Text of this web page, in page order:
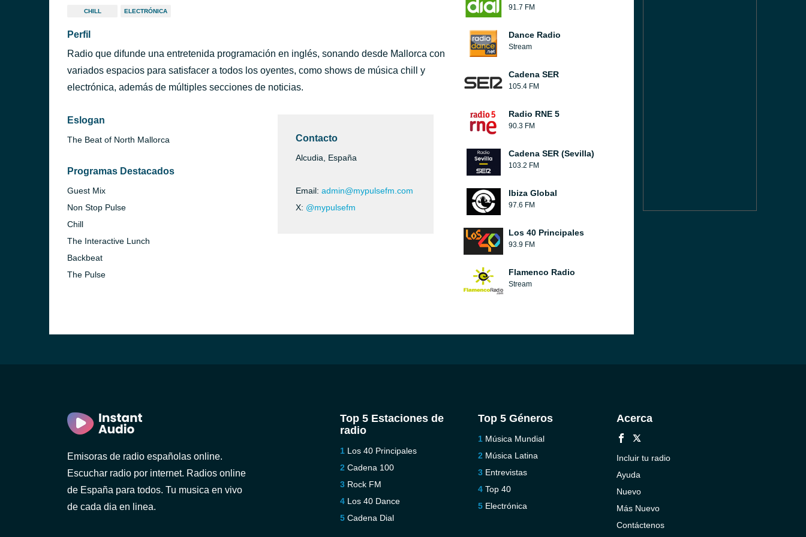
CHILL ELECTRÓNICA
Perfil
Radio que difunde una entretenida programación en inglés, sonando desde Mallorca con
variados espacios para satisfacer a todos los oyentes, como shows de música chill y
electrónica, además de múltiples secciones de noticias.
Eslogan
The Beat of North Mallorca
Programas Destacados
Guest Mix
Non Stop Pulse
Chill
The Interactive Lunch
Backbeat
The Pulse
Contacto
Alcudia, España
Email: admin@mypulsefm.com
X: @mypulsefm
91.7 FM
Dance Radio
Stream
Cadena SER
105.4 FM
Radio RNE 5
90.3 FM
Cadena SER (Sevilla)
103.2 FM
Ibiza Global
97.6 FM
Los 40 Principales
93.9 FM
Flamenco Radio
Stream
Emisoras de radio españolas online.
Escuchar radio por internet. Radios online
de España para todos. Tu musica en vivo
de cada dia en linea.
Top 5 Estaciones de
radio
Los 40 Principales
Cadena 100
Rock FM
Los 40 Dance
Cadena Dial
Top 5 Géneros
Música Mundial
Música Latina
Entrevistas
Top 40
Electrónica
Acerca
Incluir tu radio
Ayuda
Nuevo
Más Nuevo
Contáctenos